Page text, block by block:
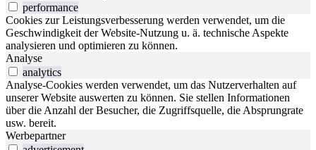
performance
Cookies zur Leistungsverbesserung werden verwendet, um die
Geschwindigkeit der Website-Nutzung u. ä. technische Aspekte
analysieren und optimieren zu können.
Analyse
analytics
Analyse-Cookies werden verwendet, um das Nutzerverhalten auf
unserer Website auswerten zu können. Sie stellen Informationen
über die Anzahl der Besucher, die Zugriffsquelle, die Absprungrate
usw. bereit.
Werbepartner